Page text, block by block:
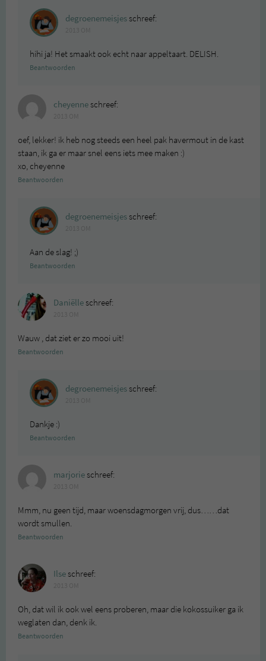
degroenemeisjesschreef:
hihi ja! Het smaakt ook echt naar appeltaart. DELISH.
Beantwoorden
cheyenneschreef:
oef, lekker! ik heb nog steeds een heel pak havermout in de kast
staan, ik ga er maar snel eens iets mee maken :)
xo, cheyenne
Beantwoorden
degroenemeisjesschreef:
Aan de slag! ;)
Beantwoorden
Daniëlleschreef:
Wauw , dat ziet er zo mooi uit!
Beantwoorden
degroenemeisjesschreef:
Dankje :)
Beantwoorden
marjorieschreef:
Mmm, nu geen tijd, maar woensdagmorgen vrij, dus……dat
wordt smullen.
Beantwoorden
Ilseschreef:
Oh, dat wil ik ook wel eens proberen, maar die kokossuiker ga ik
weglaten dan, denk ik.
Beantwoorden